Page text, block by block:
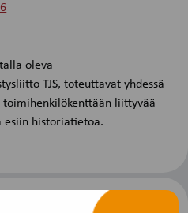
oleva
TJS, toteuttavat yhdessä
toimihenkilökenttään liittyvää
historiatietoa.